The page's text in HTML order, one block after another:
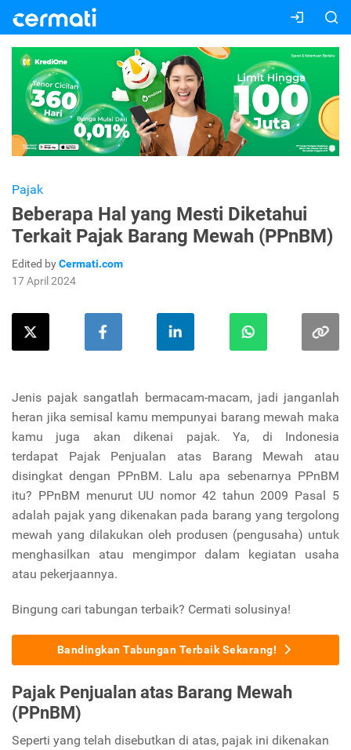
Pajak
Beberapa Hal yang Mesti Diketahui
Terkait Pajak Barang Mewah (PPnBM)
Edited byCermati.com
17 April 2024
Jenis pajak sangatlah bermacam-macam, jadi janganlah
heran jika semisal kamu mempunyai barang mewah maka
kamu juga akan dikenai pajak. Ya, di Indonesia
terdapat Pajak Penjualan atas Barang Mewah atau
disingkat dengan PPnBM. Lalu apa sebenarnya PPnBM
itu? PPnBM menurut UU nomor 42 tahun 2009 Pasal 5
adalah pajak yang dikenakan pada barang yang tergolong
mewah yang dilakukan oleh produsen (pengusaha) untuk
menghasilkan atau mengimpor dalam kegiatan usaha
atau pekerjaannya.
Bingung cari tabungan terbaik? Cermati solusinya!
Bandingkan Tabungan Terbaik Sekarang!
Pajak Penjualan atas Barang Mewah
(PPnBM)
Seperti yang telah disebutkan di atas, pajak ini dikenakan